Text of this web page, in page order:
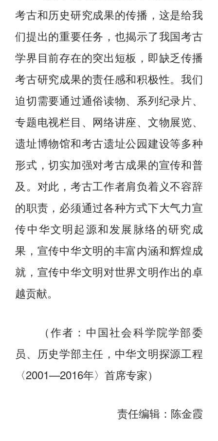
考古和历史研究成果的传播，这是给我
们提出的重要任务，也揭示了我国考古
学界目前存在的突出短板，即缺乏传播
考古研究成果的责任感和积极性。我们
迫切需要通过通俗读物、系列纪录片、
专题电视栏目、网络讲座、文物展览、
遗址博物馆和考古遗址公园建设等多种
形式，切实加强对考古成果的宣传和普
及。对此，考古工作者肩负着义不容辞
的职责，必须通过各种方式下大气力宣
传中华文明起源和发展脉络的研究成
果，宣传中华文明的丰富内涵和辉煌成
就，宣传中华文明对世界文明作出的卓
越贡献。
（作者：中国社会科学院学部委
员、历史学部主任，中华文明探源工程
〈2001—2016年〉首席专家）
责任编辑：陈金霞